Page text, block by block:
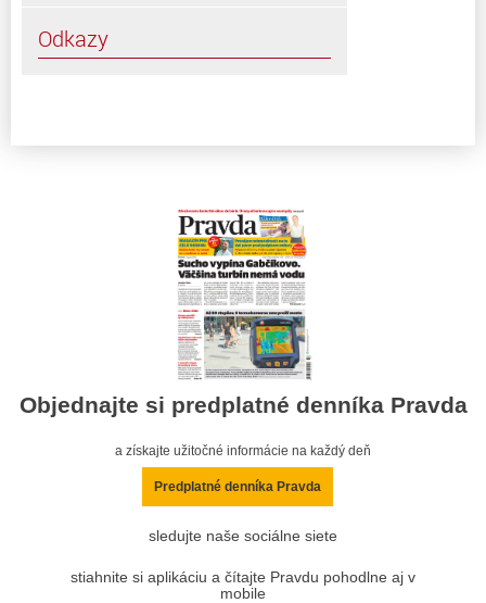
Odkazy
Objednajte si predplatné denníka Pravda
a získajte užitočné informácie na každý deň
Predplatné denníka Pravda
sledujte naše sociálne siete
stiahnite si aplikáciu a čítajte Pravdu pohodlne aj v
mobile